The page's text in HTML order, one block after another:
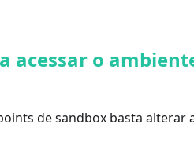
acessar o
de sandbox basta alterar